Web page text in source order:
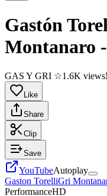
Gastón
Montanaro
GAS Y GRI ☆1.6K views
Like
Share
Clip
Save
YouTubeAutoplay
Gaston TorelliGri
PerformanceHD